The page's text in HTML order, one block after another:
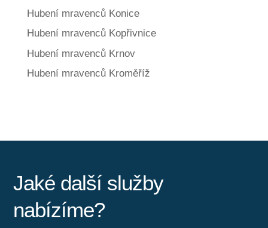
Hubení mravenců Konice
Hubení mravenců Kopřivnice
Hubení mravenců Krnov
Hubení mravenců Kroměříž
Jaké další služby
nabízíme?